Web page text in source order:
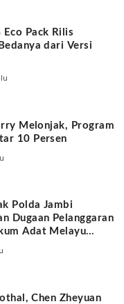
Pack Rilis
dari Versi
Melonjak, Program
10 Persen
Polda Jambi
Dugaan Pelanggaran
Adat Melayu
Chen Zheyuan